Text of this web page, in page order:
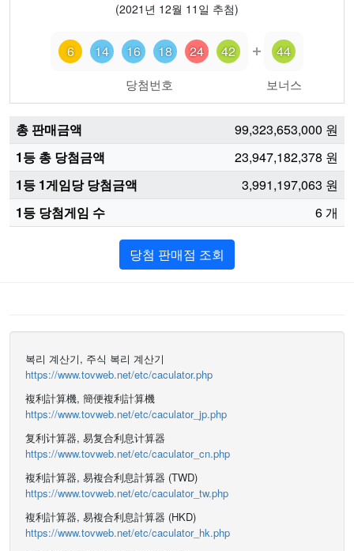
(2021년 12월 11일 추첨)
당첨번호
6 14 16 18 24 42
보너스
44
총 판매금액 99,323,653,000 원
1등 총 당첨금액
23,947,182,378 원
1등 1게임당 당첨금액
3,991,197,063 원
1등 당첨게임 수
6개
당첨 판매점 조회
복리 계산기, 주식 복리 계산기
https://www.tovweb.net/etc/caculator.php
複利計算機, 簡便複利計算機
https://www.tovweb.net/etc/caculator_jp.php
复利计算器, 易复合利息计算器
https://www.tovweb.net/etc/caculator_cn.php
複利計算器, 易複合利息計算器 (TWD)
https://www.tovweb.net/etc/caculator_tw.php
複利計算器, 易複合利息計算器 (HKD)
https://www.tovweb.net/etc/caculator_hk.php